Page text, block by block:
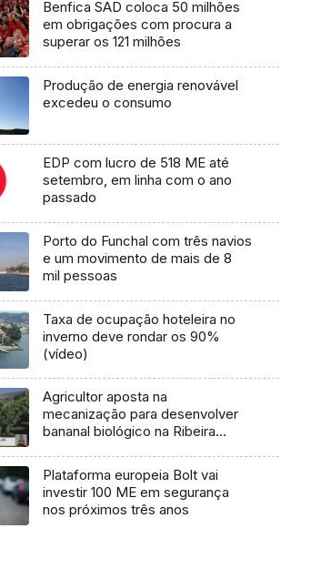
Benfica SAD coloca 50 milhões
em obrigações com procura a
superar os 121 milhões
Produção de energia renovável
excedeu o consumo
EDP com lucro de 518 ME até
setembro, em linha com o ano
passado
Porto do Funchal com três navios
e um movimento de mais de 8
mil pessoas
Taxa de ocupação hoteleira no
inverno deve rondar os 90%
(vídeo)
Agricultor aposta na
mecanização para desenvolver
bananal biológico na Ribeira
Plataforma europeia Bolt vai
investir 100 ME em segurança
nos próximos três anos